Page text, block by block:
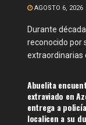
AGOSTO 6, 2026
Durante
reconocido por
extraordinarias
Abuelita
extraviado en
entrega a
localicen a su